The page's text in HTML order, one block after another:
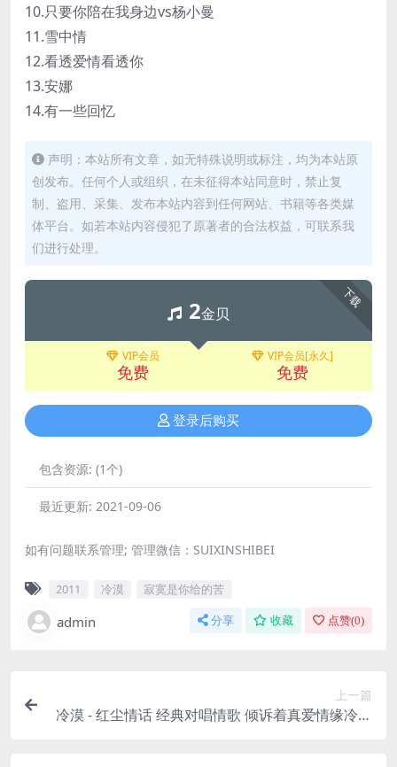
10.只要你陪在我身边vs杨小曼
11.雪中情
12.看透爱情看透你
13.安娜
14.有一些回忆
声明：本站所有文章，如无特殊说明或标注，均为本站原
创发布。任何个人或组织，在未征得本站同意时，禁止复
制、盗用、采集、发布本站内容到任何网站、书籍等各类媒
体平台。如若本站内容侵犯了原著者的合法权益，可联系我
们进行处理。
下载
2金贝
VIP会员
免费
VIP会员[永久]
免费
登录后购买
包含资源: (1个)
最近更新: 2021-09-06
如有问题联系管理; 管理微信：SUIXINSHIBEI
2011 冷漠 寂寞是你给的苦
admin 分享 收藏 点赞(0)
上一篇
冷漠 - 红尘情话 经典对唱情歌 倾诉着真爱情缘冷漠